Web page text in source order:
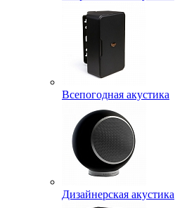
Всепогодная акустика
Дизайнерская акустика